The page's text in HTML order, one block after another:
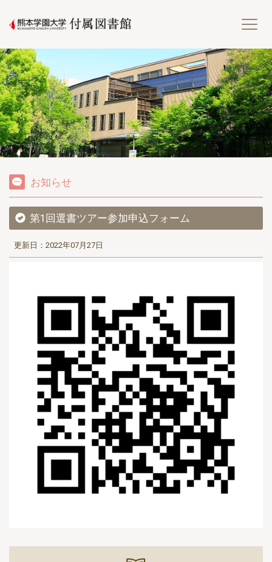
熊
お知らせ
第1回選書ツアー参加申込フォーム
更新日：2022年07月27日